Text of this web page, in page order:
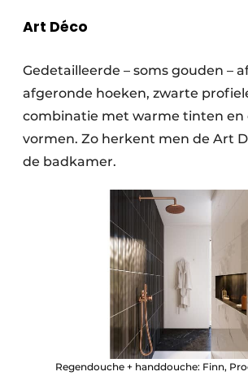
Art Déco
Gedetailleerde – soms gouden –
afgeronde hoeken, zwarte
combinatie met warme tinten en
vormen. Zo herkent men de Art
de badkamer.
Regendouche + handdouche: Finn,